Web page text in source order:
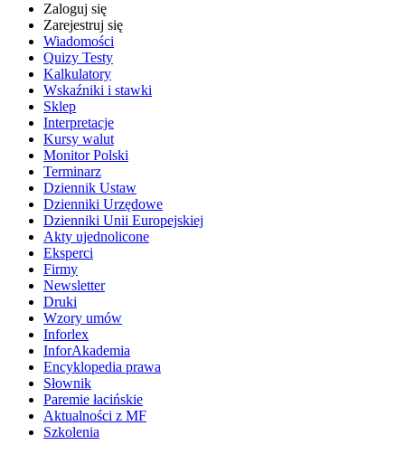
Zaloguj się
Zarejestruj się
Wiadomości
Quizy Testy
Kalkulatory
Wskaźniki i stawki
Sklep
Interpretacje
Kursy walut
Monitor Polski
Terminarz
Dziennik Ustaw
Dzienniki Urzędowe
Dzienniki Unii Europejskiej
Akty ujednolicone
Eksperci
Firmy
Newsletter
Druki
Wzory umów
Inforlex
InforAkademia
Encyklopedia prawa
Słownik
Paremie łacińskie
Aktualności z MF
Szkolenia